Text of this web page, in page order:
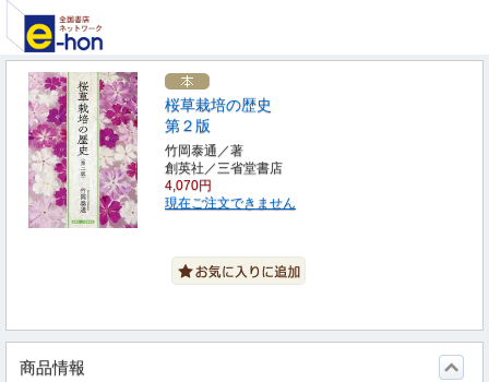
桜草栽培の歴史
第２版
竹岡泰通／著
創英社／三省堂書店
4,070円
現在ご注文できません
商品情報